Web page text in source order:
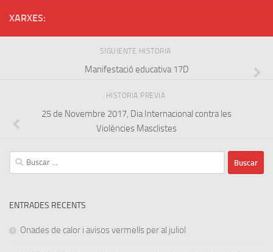
XARXES:
SIGUIENTE HISTORIA
Manifestació educativa 17D
HISTORIA PREVIA
25 de Novembre 2017, Dia Internacional contra les
Violències Masclistes
Buscar:
ENTRADES RECENTS
Onades de calor i avisos vermells per al juliol